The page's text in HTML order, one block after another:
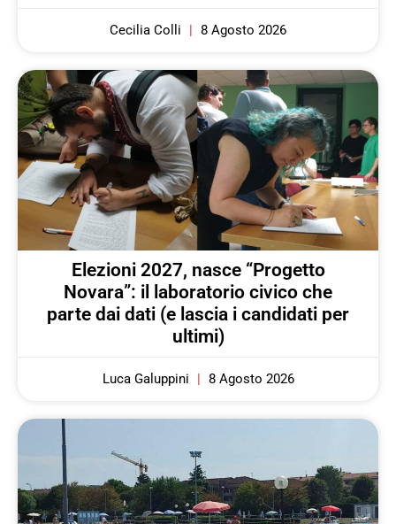
Cecilia Colli 8 Agosto 2026
Elezioni 2027, nasce “Progetto
Novara”: il laboratorio civico che
parte dai dati (e lascia i candidati per
ultimi)
Luca Galuppini 8 Agosto 2026